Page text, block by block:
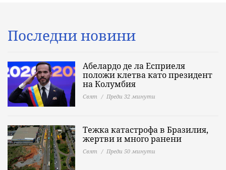
Последни новини
Абелардо де ла Есприеля
положи клетва като президент
на Колумбия
Свят Преди 32 минути
Тежка катастрофа в Бразилия,
жертви и много ранени
Свят Преди 50 минути